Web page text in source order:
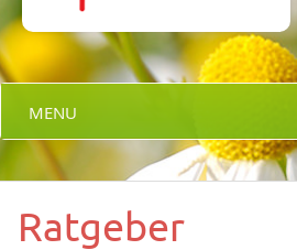
MENU
Ratgeber